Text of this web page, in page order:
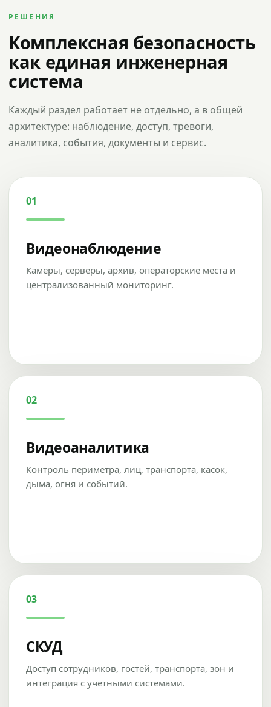
РЕШЕНИЯ
Комплексная безопасность
как единая инженерная
система
Каждый раздел работает не отдельно, а в общей
архитектуре: наблюдение, доступ, тревоги,
аналитика, события, документы и сервис.
01
Видеонаблюдение
Камеры, серверы, архив, операторские места и
централизованный мониторинг.
02
Видеоаналитика
Контроль периметра, лиц, транспорта, касок,
дыма, огня и событий.
03
СКУД
Доступ сотрудников, гостей, транспорта, зон и
интеграция с учетными системами.